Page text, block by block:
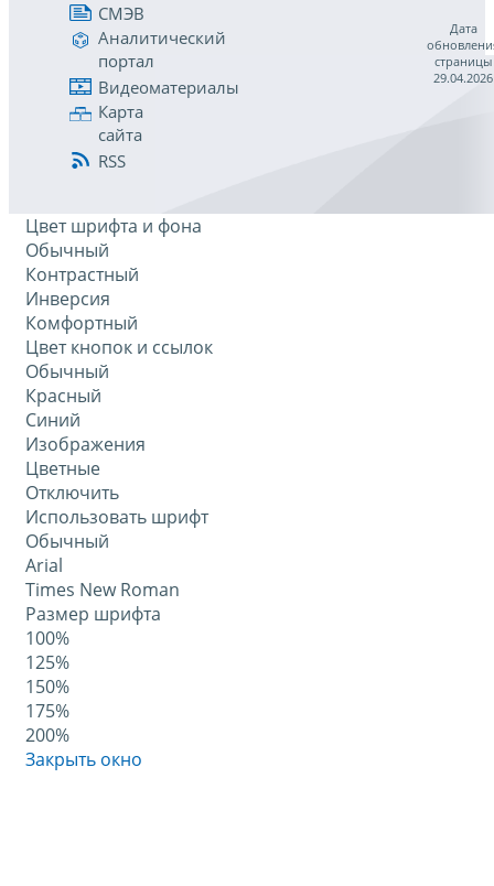
СМЭВ
Аналитический
портал
Видеоматериалы
Карта
сайта
RSS
Дата
страницы
29.04.2026
Цвет шрифта и фона
Обычный
Контрастный
Инверсия
Комфортный
Цвет кнопок и ссылок
Обычный
Красный
Синий
Изображения
Цветные
Отключить
Использовать шрифт
Обычный
Arial
Times New Roman
Размер шрифта
100%
125%
150%
175%
200%
Закрыть окно